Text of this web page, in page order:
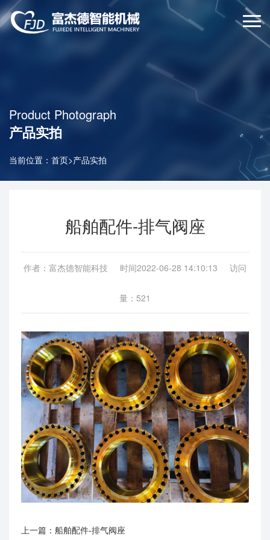
Product Photograph
产品实拍
当前位置： 首页>产品实拍
船舶配件-排气阀座
作者：富杰德智能科技 时间2022-06-28 14:10:13 访问
量：521
上一篇： 船舶配件-排气阀座